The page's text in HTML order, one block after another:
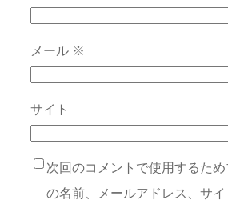
メール ※
サイト
次回のコメントで使用するた
の名前、メールアドレス、サイ